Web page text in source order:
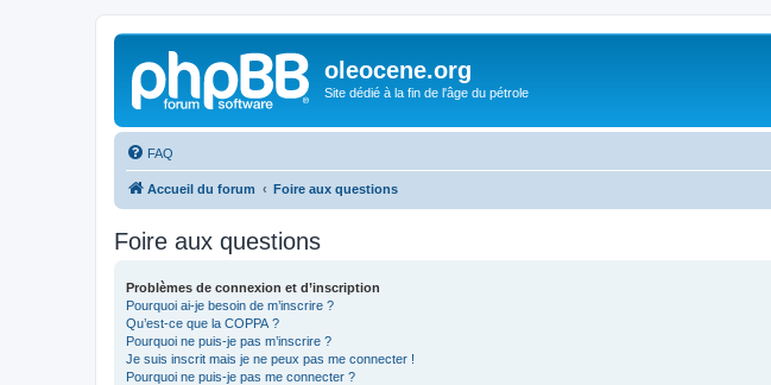
oleocene.org
Site dédié à la fin de l'âge du pétrole
FAQ
Accueil du forum Foire aux questions
Foire aux questions
Problèmes de connexion et d’inscription
Pourquoi ai-je besoin de m’inscrire ?
Qu’est-ce que la COPPA ?
Pourquoi ne puis-je pas m’inscrire ?
Je suis inscrit mais je ne peux pas me connecter !
Pourquoi ne puis-je pas me connecter ?